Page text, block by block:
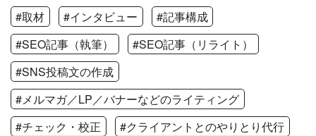
#取材 #インタビュー
#記事構成
#SEO記事（執筆）
#SEO記事（リライト）
#SNS投稿文の作成
#メルマガ／LP／バナーなどのライティング
#チェック・校正
#クライアントとのやりとり代行